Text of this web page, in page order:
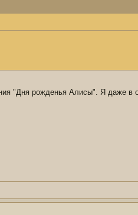
"Дня рожденья Алисы". Я даже в